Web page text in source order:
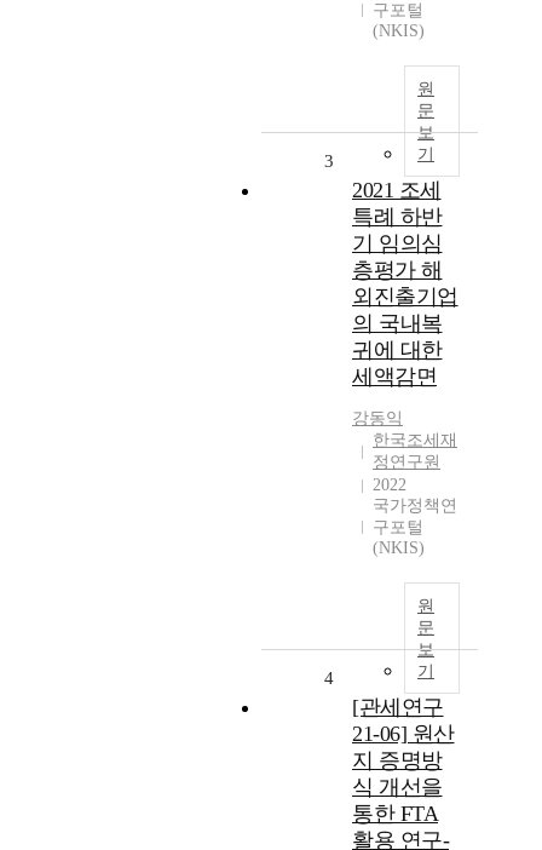
구포털
(NKIS)
원
문
보
기
3
2021 조세
특례 하반
기 임의심
층평가 해
외진출기업
의 국내복
귀에 대한
세액감면
강동익
한국조세재
정연구원
2022
국가정책연
구포털
(NKIS)
원
문
보
기
4
[관세연구
21-06] 원산
지 증명방
식 개선을
통한 FTA
활용 연구-